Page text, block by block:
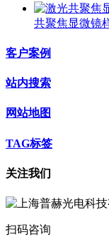
共聚焦显微镜
客户案例
站内搜索
网站地图
TAG标签
关注我们
扫码咨询